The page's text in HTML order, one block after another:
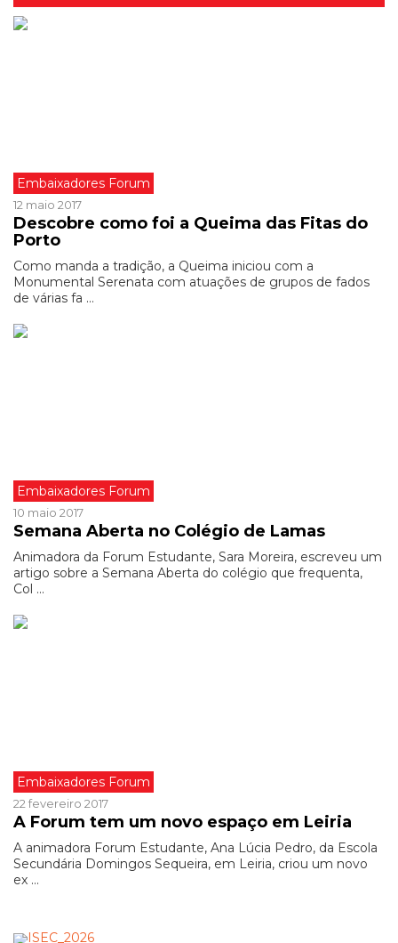
Embaixadores Forum
12 maio 2017
Descobre como foi a Queima das Fitas do
Porto
Como manda a tradição, a Queima iniciou com a
Monumental Serenata com atuações de grupos de fados
de várias fa ...
Embaixadores Forum
10 maio 2017
Semana Aberta no Colégio de Lamas
Animadora da Forum Estudante, Sara Moreira, escreveu um
artigo sobre a Semana Aberta do colégio que frequenta,
Col ...
Embaixadores Forum
22 fevereiro 2017
A Forum tem um novo espaço em Leiria
A animadora Forum Estudante, Ana Lúcia Pedro, da Escola
Secundária Domingos Sequeira, em Leiria, criou um novo
ex ...